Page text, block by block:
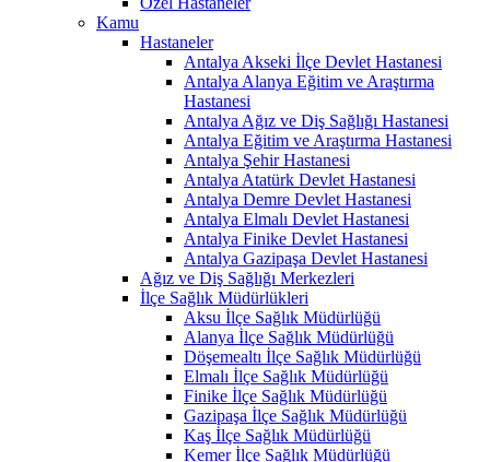
Kamu
Hastaneler
Antalya Akseki İlçe Devlet Hastanesi
Antalya Alanya Eğitim ve Araştırma
Hastanesi
Antalya Ağız ve Diş Sağlığı Hastanesi
Antalya Eğitim ve Araştırma Hastanesi
Antalya Şehir Hastanesi
Antalya Atatürk Devlet Hastanesi
Antalya Demre Devlet Hastanesi
Antalya Elmalı Devlet Hastanesi
Antalya Finike Devlet Hastanesi
Antalya Gazipaşa Devlet Hastanesi
Ağız ve Diş Sağlığı Merkezleri
İlçe Sağlık Müdürlükleri
Aksu İlçe Sağlık Müdürlüğü
Alanya İlçe Sağlık Müdürlüğü
Döşemealtı İlçe Sağlık Müdürlüğü
Elmalı İlçe Sağlık Müdürlüğü
Finike İlçe Sağlık Müdürlüğü
Gazipaşa İlçe Sağlık Müdürlüğü
Kaş İlçe Sağlık Müdürlüğü
Kemer İlçe Sağlık Müdürlüğü